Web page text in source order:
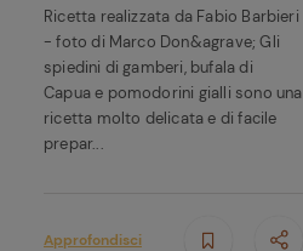
Ricetta realizzata da Fabio Barbieri
- foto di Marco Don&agrave; Gli
spiedini di gamberi, bufala di
Capua e pomodorini gialli sono una
ricetta molto delicata e di facile
prepar...
Approfondisci